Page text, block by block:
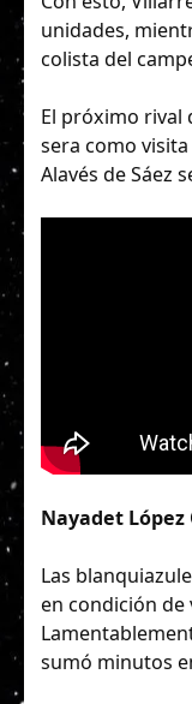
unidades,
colista del
El próximo rival
sera como visita
Alavés de Sáez
Nayadet López
Las
en condición de
sumó minutos